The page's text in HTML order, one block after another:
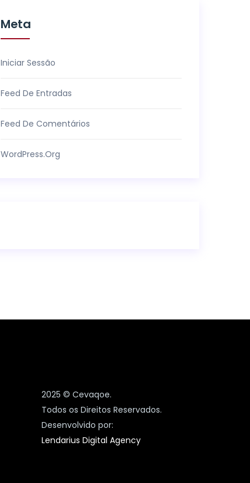
Meta
Iniciar Sessão
Feed De Entradas
Feed De Comentários
WordPress.org
2025 © Cevaqoe.
Todos os Direitos Reservados.
Desenvolvido por:
Lendarius Digital Agency